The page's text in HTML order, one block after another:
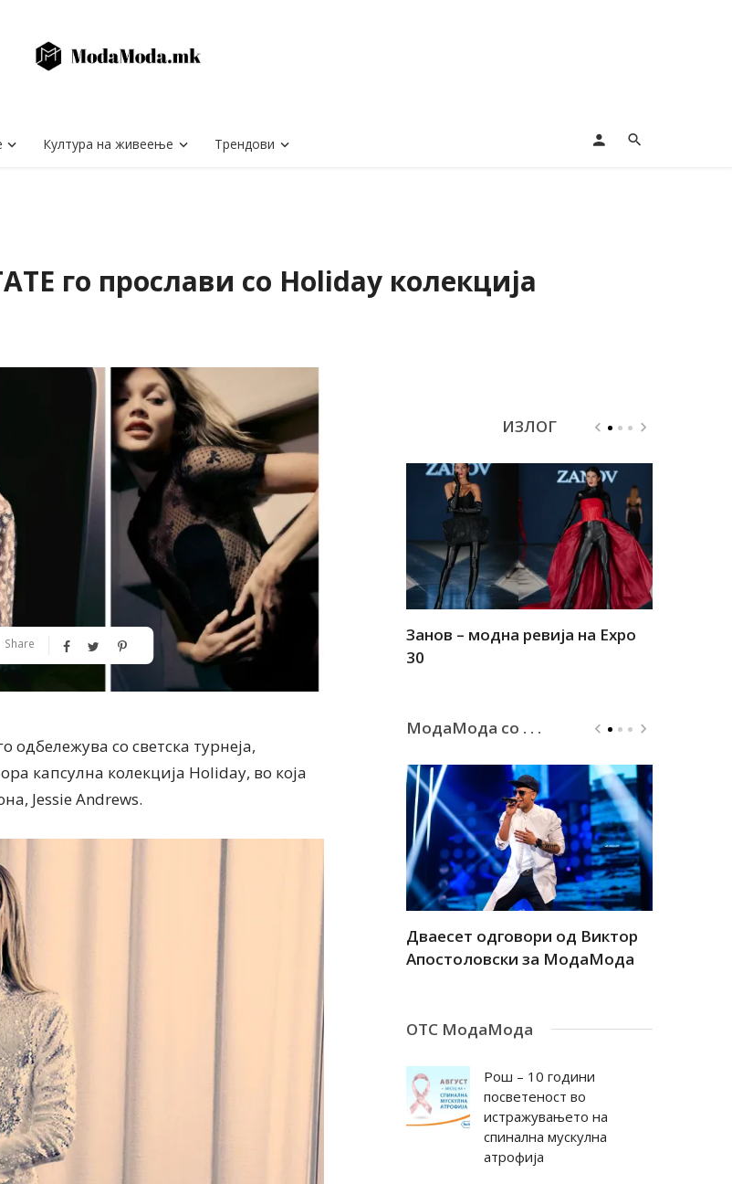
Култура на живеење Трендови
го прослави со Holiday колекција
Share
одбележува со светска турнеја,
капсулна колекција Holiday, во која
Jessie Andrews.
ИЗЛОГ
ревија на Expo
Филигрански обетки
Занов – модна ревија на Expo
30
МодаМода со . . .
од Милена
МодаМода
Дваесет одговори за
МодаМода со Александар
Дваесет одговори од Виктор
Апостоловски за МодаМода
ОТС МодаМода
Рош – 10 години
посветеност во
истражувањето на
спинална мускулна
атрофија